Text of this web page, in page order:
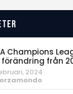
Champions
förändring från
2024